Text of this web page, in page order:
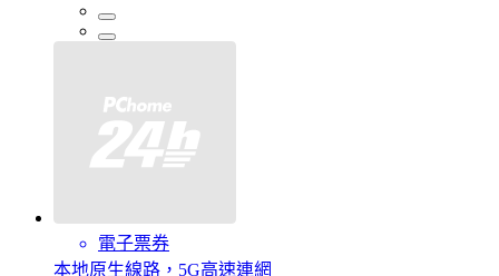
電子票券
本地原生線路，5G高速連網